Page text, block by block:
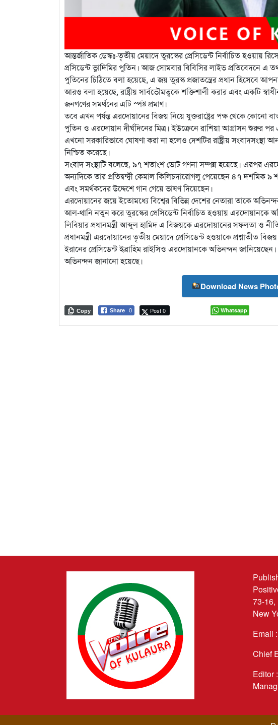
আন্তর্জাতিক ডেস্কঃ-তৃতীয় মেয়াদে তুরস্কের প্রেসিডেন্ট নির্বাচিত হওয়ায়
প্রসিডেন্ট ভ্লাদিমির পুতিন। আজ সোমবার বিবিসির লাইভ প্রতিবেদনে এ
পুতিনের চিঠিতে বলা হয়েছে, এ জয় তুরস্ক প্রজাতন্ত্রের প্রধান হিসেবে
আরও বলা হয়েছে, রাষ্ট্রীয় সার্বভৌমত্বকে শক্তিশালী করার এবং একটি
জনগণের সমর্থনের এটি স্পষ্ট প্রমাণ।
তবে এখন পর্যন্ত এরদোয়ানের বিজয় নিয়ে যুক্তরাষ্ট্রের পক্ষ থেকে কোনো
পুতিন ও এরদোয়ান দীর্ঘদিনের মিত্র। ইউক্রেনে রাশিয়া আগ্রাসন শুরুর
এখনো সরকারিভাবে ঘোষণা করা না হলেও দেশটির রাষ্ট্রীয় সংবাদসংস্থা
নিশ্চিত করেছে।
সংবাদ সংস্থাটি বলেছে, ৯৭ শতাংশ ভোট গণনা সম্পন্ন হয়েছে। এরপর
অন্যদিকে তার প্রতিদ্বন্দ্বী কেমাল কিলিচদারোগলু পেয়েছেন ৪৭
এবং সমর্থকদের উদ্দেশে গান গেয়ে ভাষণ দিয়েছেন।
এরদোয়ানের জয়ে ইতোমধ্যে বিশ্বের বিভিন্ন দেশের নেতারা তাকে
আল-থানি নতুন করে তুরস্কের প্রেসিডেন্ট নির্বাচিত হওয়ায় এরদোয়ানকে
লিবিয়ার প্রধানমন্ত্রী আব্দুল হামিদ এ বিজয়কে এরদোয়ানের সফলতা ও
প্রধানমন্ত্রী এরদোয়ানের তৃতীয় মেয়াদে প্রেসিডেন্ট হওয়াকে প্রশ্নাতীত
ইরানের প্রেসিডেন্ট ইব্রাহিম রাইসিও এরদোয়ানকে অভিনন্দন
অভিনন্দন জানানো হয়েছে।
Download News
Share 0 Post 0
Copy Whatsapp
73-16,
New
Email
Chief
Editor